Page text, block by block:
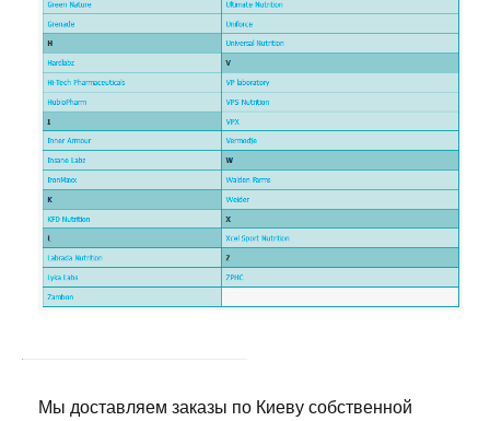
Мы доставляем заказы по Киеву собственной